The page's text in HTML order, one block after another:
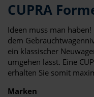
CUPRA
Ideen muss man
dem
ein klassischer
umgehen lässt. Eine
erhalten Sie somit
Marken